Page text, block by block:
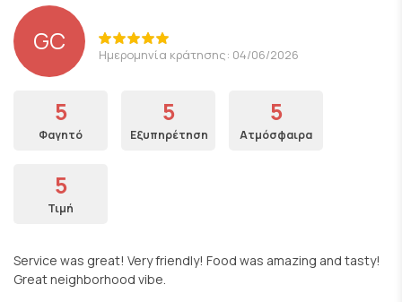
GC Ημερομηνία κράτησης: 04/06/2026
5
Φαγητό
5
Εξυπηρέτηση
5
Ατμόσφαιρα
5
Τιμή
Service was great! Very friendly! Food was amazing and tasty!
Great neighborhood vibe.